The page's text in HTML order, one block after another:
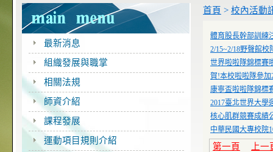
最新消息
組織發展與職掌
相關法規
師資介紹
課程發展
運動項目規則介紹
首頁 > 校內活動
體育股長幹部訓練
2/15~2/18野聲館校
世界啦啦隊錦標賽
賀!本校啦啦隊參加
康寧盃啦啦隊錦標
2017臺北世界大學
核心肌群競賽成績
中華民國大專校院
第一頁 上一